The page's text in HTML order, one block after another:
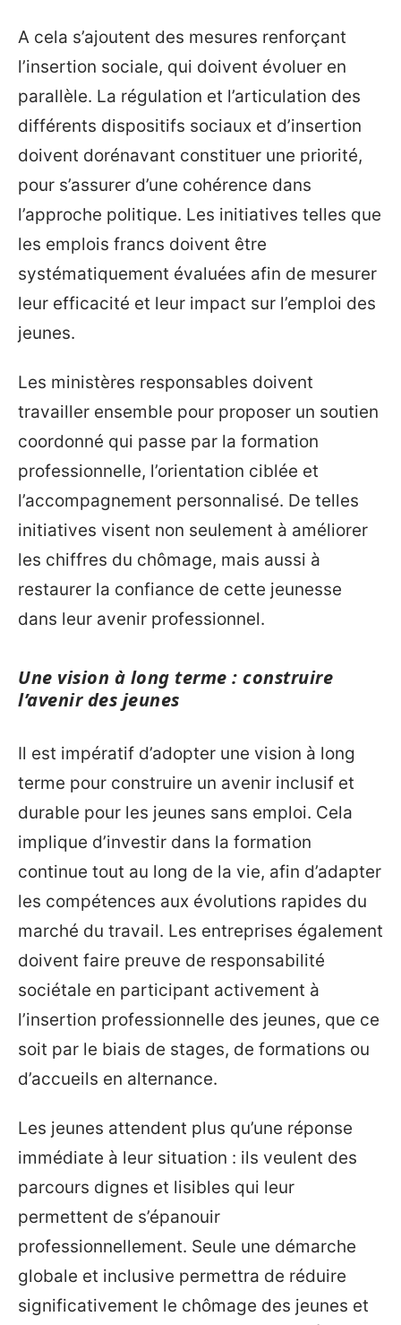
A cela s’ajoutent des mesures renforçant
l’insertion sociale, qui doivent évoluer en
parallèle. La régulation et l’articulation des
différents dispositifs sociaux et d’insertion
doivent dorénavant constituer une priorité,
pour s’assurer d’une cohérence dans
l’approche politique. Les initiatives telles que
les emplois francs doivent être
systématiquement évaluées afin de mesurer
leur efficacité et leur impact sur l’emploi des
jeunes.
Les ministères responsables doivent
travailler ensemble pour proposer un soutien
coordonné qui passe par la formation
professionnelle, l’orientation ciblée et
l’accompagnement personnalisé. De telles
initiatives visent non seulement à améliorer
les chiffres du chômage, mais aussi à
restaurer la confiance de cette jeunesse
dans leur avenir professionnel.
Une vision à long terme : construire
l’avenir des jeunes
Il est impératif d’adopter une vision à long
terme pour construire un avenir inclusif et
durable pour les jeunes sans emploi. Cela
implique d’investir dans la formation
continue tout au long de la vie, afin d’adapter
les compétences aux évolutions rapides du
marché du travail. Les entreprises également
doivent faire preuve de responsabilité
sociétale en participant activement à
l’insertion professionnelle des jeunes, que ce
soit par le biais de stages, de formations ou
d’accueils en alternance.
Les jeunes attendent plus qu’une réponse
immédiate à leur situation : ils veulent des
parcours dignes et lisibles qui leur
permettent de s’épanouir
professionnellement. Seule une démarche
globale et inclusive permettra de réduire
significativement le chômage des jeunes et